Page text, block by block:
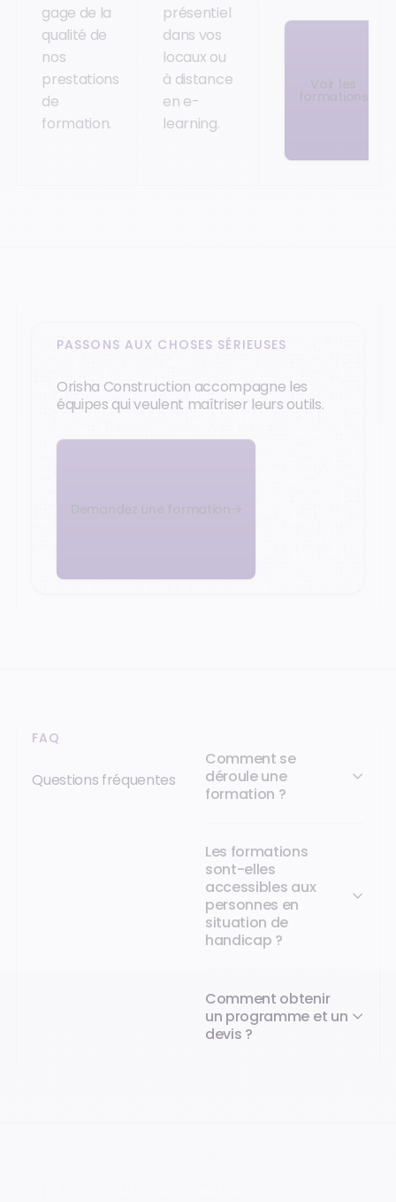
gage de la
qualité de
nos
prestations
de
formation.
présentiel
dans vos
locaux ou
à distance
en e-
learning.
Voir les
formations
PASSONS AUX CHOSES SÉRIEUSES
Orisha Construction accompagne les
équipes qui veulent maîtriser leurs outils.
Demandez une formation
FAQ
Questions fréquentes
Comment se
déroule une
formation ?
Les formations
sont-elles
accessibles aux
personnes en
situation de
handicap ?
Comment obtenir
un programme et un
devis ?